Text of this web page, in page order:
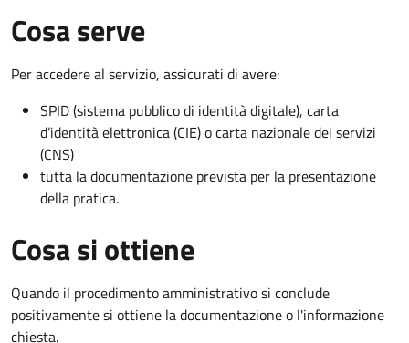
Cosa serve
Per accedere al servizio, assicurati di avere:
SPID (sistema pubblico di identità digitale), carta
d’identità elettronica (CIE) o carta nazionale dei servizi
(CNS)
tutta la documentazione prevista per la presentazione
della pratica.
Cosa si ottiene
Quando il procedimento amministrativo si conclude
positivamente si ottiene la documentazione o l'informazione
chiesta.